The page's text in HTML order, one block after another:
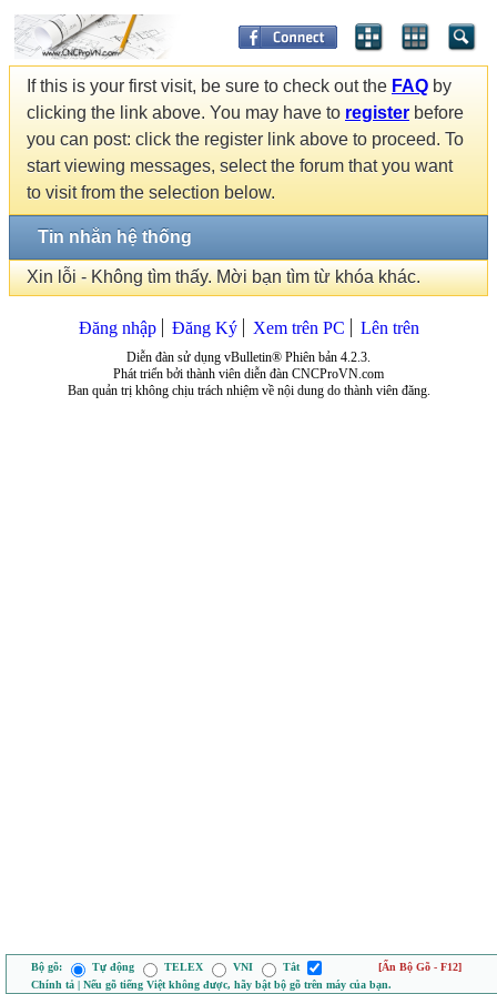
If this is your first visit, be sure to check out the FAQ by
clicking the link above. You may have to register before
you can post: click the register link above to proceed. To
start viewing messages, select the forum that you want
to visit from the selection below.
Tin nhắn hệ thống
Xin lỗi - Không tìm thấy. Mời bạn tìm từ khóa khác.
Đăng nhập Đăng Ký Xem trên PC Lên trên
Diễn đàn sử dụng vBulletin® Phiên bản 4.2.3.
Phát triển bởi thành viên diễn đàn CNCProVN.com
Ban quản trị không chịu trách nhiệm về nội dung do thành viên đăng.
Bộ gõ: Tự động TELEX VNI Tắt
[Ẩn Bộ Gõ - F12]
Chính tả | Nếu gõ tiếng Việt không được, hãy bật bộ gõ trên máy của bạn.